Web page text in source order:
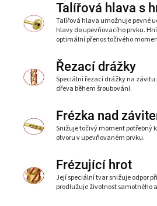
Talířová hlava s
Talířová hlava umožnuje pevné
hlavy do upevňovacího prvku.
optimální přenos točivého
Řezací drážky
Speciální řezací drážky na
dřeva během šroubování.
Frézka nad
Snižuje točivý moment potřebný
otvoru v upevňovaném prvku.
Frézující hrot
Její speciální tvar snižuje odpor
prodlužuje životnost samotného